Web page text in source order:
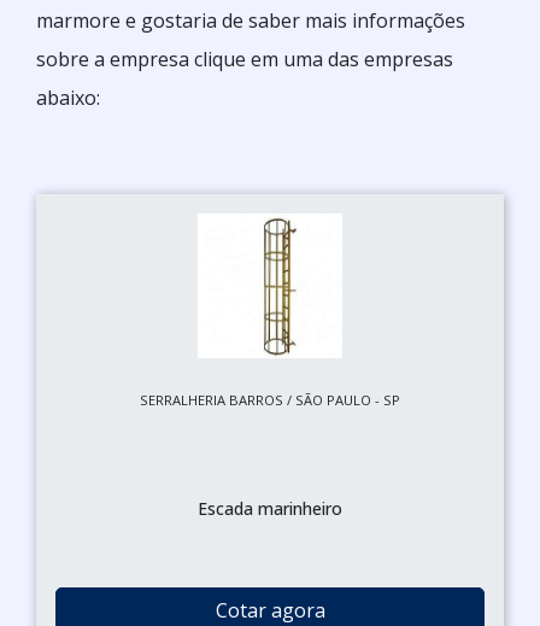
marmore e gostaria de saber mais informações
sobre a empresa clique em uma das empresas
abaixo:
SERRALHERIA BARROS / SÃO PAULO - SP
Escada marinheiro
Cotar agora